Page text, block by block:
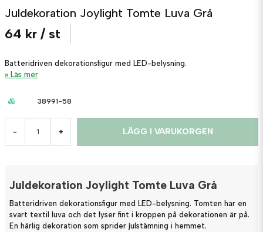
Juldekoration Joylight Tomte Luva Grå
64 kr / st
Batteridriven dekorationsfigur med LED-belysning.
Läs mer
38991-58
- + LÄGG I VARUKORGEN
Juldekoration Joylight Tomte Luva Grå
Batteridriven dekorationsfigur med LED-belysning. Tomten har en
svart textil luva och det lyser fint i kroppen på dekorationen är på.
En härlig dekoration som sprider julstämning i hemmet.